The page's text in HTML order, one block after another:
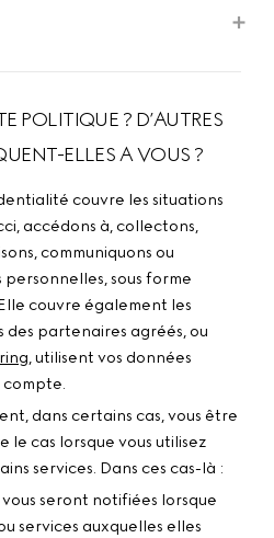
POLITIQUE ? D’AUTRES
ELLES A VOUS ?
couvre les situations
accédons à, collectons,
communiquons ou
sous forme
couvre également les
des partenaires agréés, ou
, utilisent vos données
dans certains cas, vous être
cas lorsque vous utilisez
services. Dans ces cas-là :
seront notifiées lorsque
services auxquelles elles